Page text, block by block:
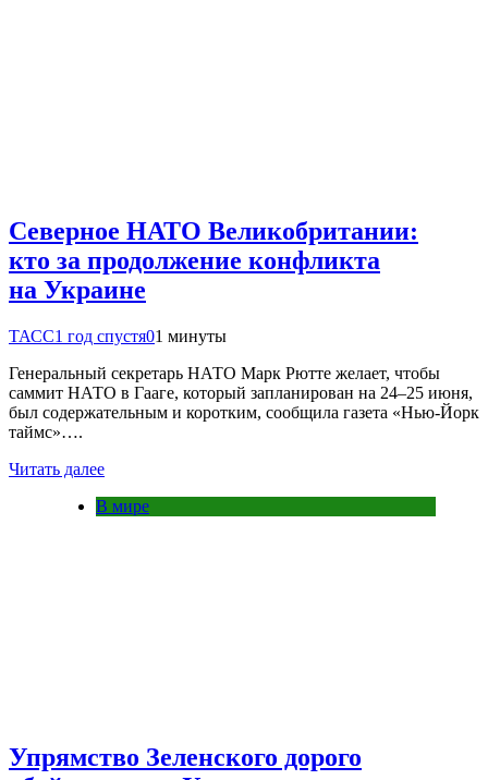
Северное НАТО Великобритании:
кто за продолжение конфликта
на Украине
ТАСС1 год спустя01 минуты
Генеральный секретарь НАТО Марк Рютте желает, чтобы
саммит НАТО в Гааге, который запланирован на 24–25 июня,
был содержательным и коротким, сообщила газета «Нью-Йорк
таймс»….
Читать далее
В мире
Упрямство Зеленского дорого